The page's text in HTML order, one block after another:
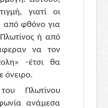
γιατί οι
από φθόνο για
ή από
να τον
-έτσι θα
όνειρο.
Πλωτίνου
ανάμεσα